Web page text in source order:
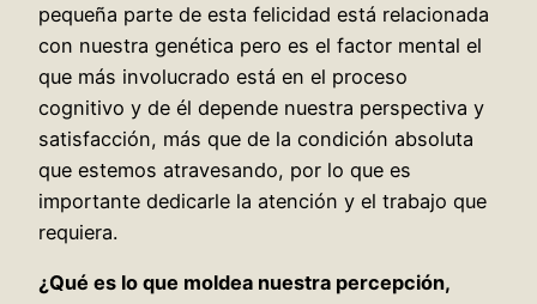
pequeña parte de esta felicidad está relacionada
con nuestra genética pero es el factor mental el
que más involucrado está en el proceso
cognitivo y de él depende nuestra perspectiva y
satisfacción, más que de la condición absoluta
que estemos atravesando, por lo que es
importante dedicarle la atención y el trabajo que
requiera.
¿Qué es lo que moldea nuestra percepción,